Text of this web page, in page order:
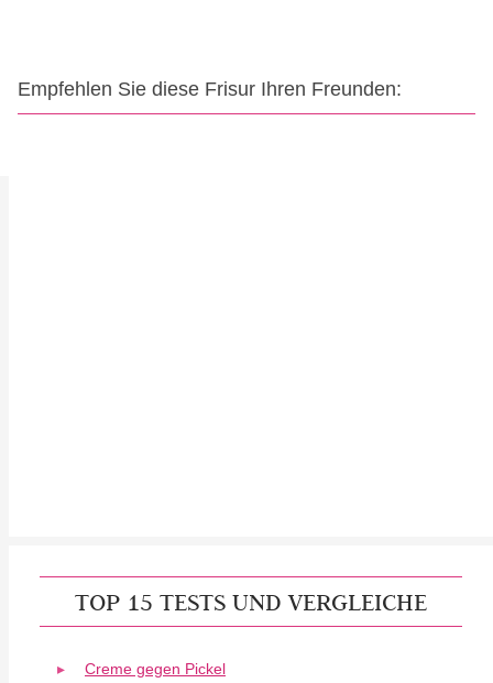
Empfehlen Sie diese Frisur Ihren Freunden:
TOP 15 TESTS UND VERGLEICHE
Creme gegen Pickel